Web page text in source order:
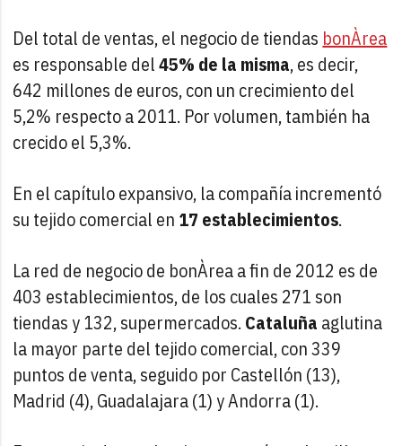
Del total de ventas, el negocio de tiendas bonÀrea
es responsable del45% de la misma, es decir,
642 millones de euros, con un crecimiento del
5,2% respecto a 2011. Por volumen, también ha
crecido el 5,3%.
En el capítulo expansivo, la compañía incrementó
su tejido comercial en 17 establecimientos.
La red de negocio de bonÀrea a fin de 2012 es de
403 establecimientos, de los cuales 271 son
tiendas y 132, supermercados. Cataluña aglutina
la mayor parte del tejido comercial, con 339
puntos de venta, seguido por Castellón (13),
Madrid (4), Guadalajara (1) y Andorra (1).